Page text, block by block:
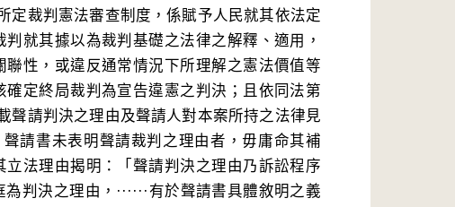
定裁判憲法審查制度，係賦予人民就其依法定
就其據以為裁判基礎之法律之解釋、適用，
性，或違反通常情況下所理解之憲法價值等
定終局裁判為宣告違憲之判決；且依同法第
聲請判決之理由及聲請人對本案所持之法律見
請書未表明聲請裁判之理由者，毋庸命其補
法理由揭明：「聲請判決之理由乃訴訟程序
判決之理由，······有於聲請書具體敘明之義